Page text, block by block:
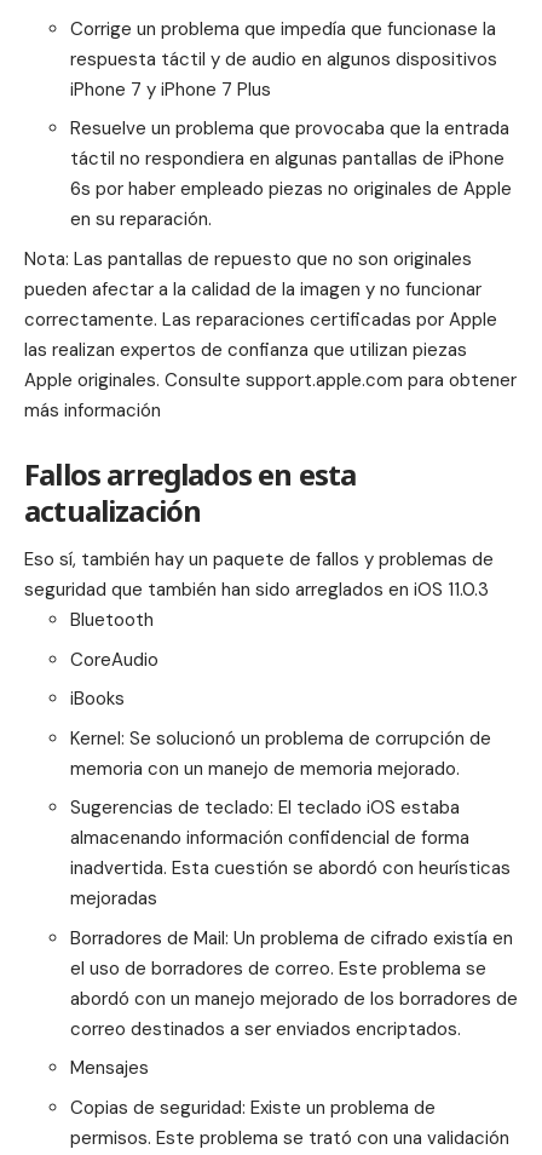
Corrige un problema que impedía que funcionase la
respuesta táctil y de audio en algunos dispositivos
iPhone 7 y iPhone 7 Plus
Resuelve un problema que provocaba que la entrada
táctil no respondiera en algunas pantallas de iPhone
6s por haber empleado piezas no originales de Apple
en su reparación.
Nota: Las pantallas de repuesto que no son originales
pueden afectar a la calidad de la imagen y no funcionar
correctamente. Las reparaciones certificadas por Apple
las realizan expertos de confianza que utilizan piezas
Apple originales. Consulte support.apple.com para obtener
más información
Fallos arreglados en esta
actualización
Eso sí, también hay un paquete de fallos y problemas de
seguridad que también han sido arreglados en iOS 11.0.3
Bluetooth
CoreAudio
iBooks
Kernel: Se solucionó un problema de corrupción de
memoria con un manejo de memoria mejorado.
Sugerencias de teclado: El teclado iOS estaba
almacenando información confidencial de forma
inadvertida. Esta cuestión se abordó con heurísticas
mejoradas
Borradores de Mail: Un problema de cifrado existía en
el uso de borradores de correo. Este problema se
abordó con un manejo mejorado de los borradores de
correo destinados a ser enviados encriptados.
Mensajes
Copias de seguridad: Existe un problema de
permisos. Este problema se trató con una validación